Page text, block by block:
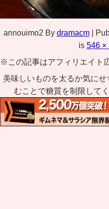
annouimo2 By dramacm
is 546 ×
※この記事はアフィリエイト
美味しいものを太るか気に
むことで糖質を制限して